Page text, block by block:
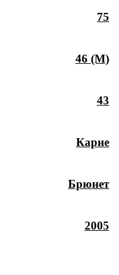
75
46 (M)
43
Карие
Брюнет
2005